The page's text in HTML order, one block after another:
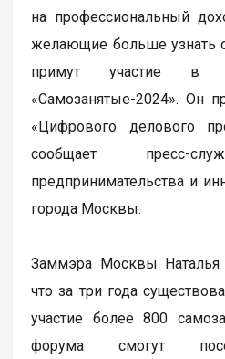
на профессиональный
желающие больше узнать о
примут участие в
«Самозанятые-2024». Он
«Цифрового делового
сообщает пресс-
предпринимательства и
города Москвы.
Заммэра Москвы Наталья
что за три года
участие более 800
форума смогут